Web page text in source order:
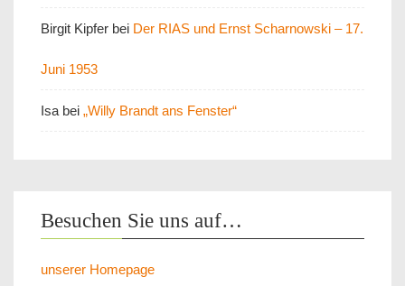
Birgit Kipfer bei Der RIAS und Ernst Scharnowski – 17.
Juni 1953
Isabei „Willy Brandt ans Fenster“
Besuchen Sie uns auf…
unserer Homepage